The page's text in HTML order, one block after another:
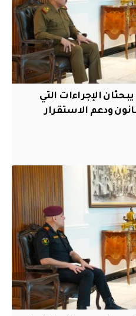
الإجراءات التي
ودعم الاستقرار